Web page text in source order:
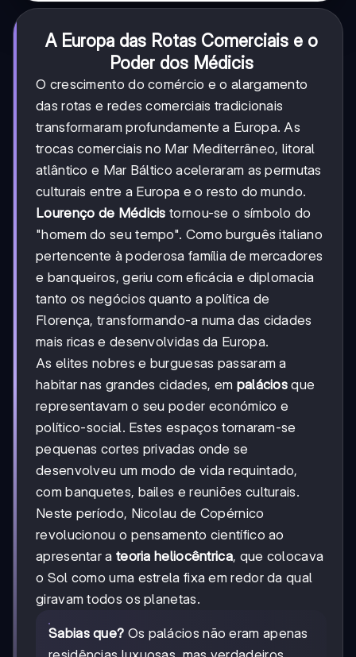
A Europa das Rotas Comerciais e o
Poder dos Médicis
O crescimento do comércio e o alargamento
das rotas e redes comerciais tradicionais
transformaram profundamente a Europa. As
trocas comerciais no Mar Mediterrâneo, litoral
atlântico e Mar Báltico aceleraram as permutas
culturais entre a Europa e o resto do mundo.
Lourenço de Médicis tornou-se o símbolo do
"homem do seu tempo". Como burguês italiano
pertencente à poderosa família de mercadores
e banqueiros, geriu com eficácia e diplomacia
tanto os negócios quanto a política de
Florença, transformando-a numa das cidades
mais ricas e desenvolvidas da Europa.
As elites nobres e burguesas passaram a
habitar nas grandes cidades, em palácios que
representavam o seu poder económico e
político-social. Estes espaços tornaram-se
pequenas cortes privadas onde se
desenvolveu um modo de vida requintado,
com banquetes, bailes e reuniões culturais.
Neste período, Nicolau de Copérnico
revolucionou o pensamento científico ao
apresentar a teoria heliocêntrica, que colocava
o Sol como uma estrela fixa em redor da qual
giravam todos os planetas.
Sabias que? Os palácios não eram apenas